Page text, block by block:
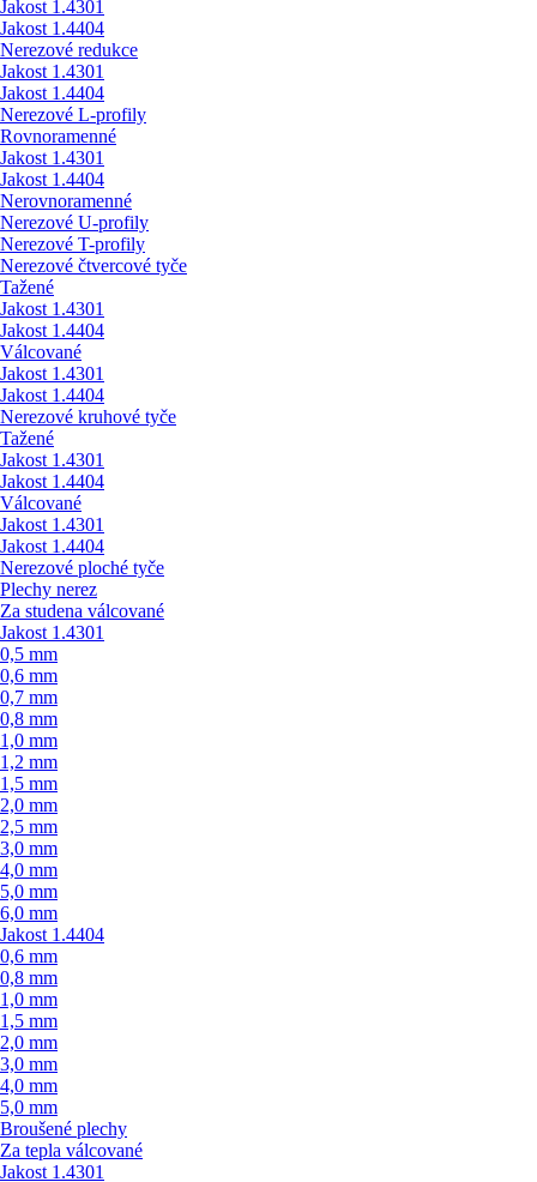
Jakost 1.4301
Jakost 1.4404
Nerezové redukce
Jakost 1.4301
Jakost 1.4404
Nerezové L-profily
Rovnoramenné
Jakost 1.4301
Jakost 1.4404
Nerovnoramenné
Nerezové U-profily
Nerezové T-profily
Nerezové čtvercové tyče
Tažené
Jakost 1.4301
Jakost 1.4404
Válcované
Jakost 1.4301
Jakost 1.4404
Nerezové kruhové tyče
Tažené
Jakost 1.4301
Jakost 1.4404
Válcované
Jakost 1.4301
Jakost 1.4404
Nerezové ploché tyče
Plechy nerez
Za studena válcované
Jakost 1.4301
0,5 mm
0,6 mm
0,7 mm
0,8 mm
1,0 mm
1,2 mm
1,5 mm
2,0 mm
2,5 mm
3,0 mm
4,0 mm
5,0 mm
6,0 mm
Jakost 1.4404
0,6 mm
0,8 mm
1,0 mm
1,5 mm
2,0 mm
3,0 mm
4,0 mm
5,0 mm
Broušené plechy
Za tepla válcované
Jakost 1.4301